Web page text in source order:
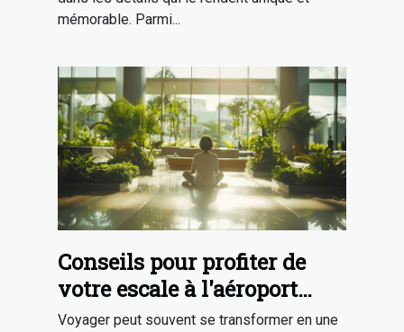
mémorable. Parmi...
Conseils pour profiter de
votre escale à l'aéroport
international de Singapour
Voyager peut souvent se transformer en une